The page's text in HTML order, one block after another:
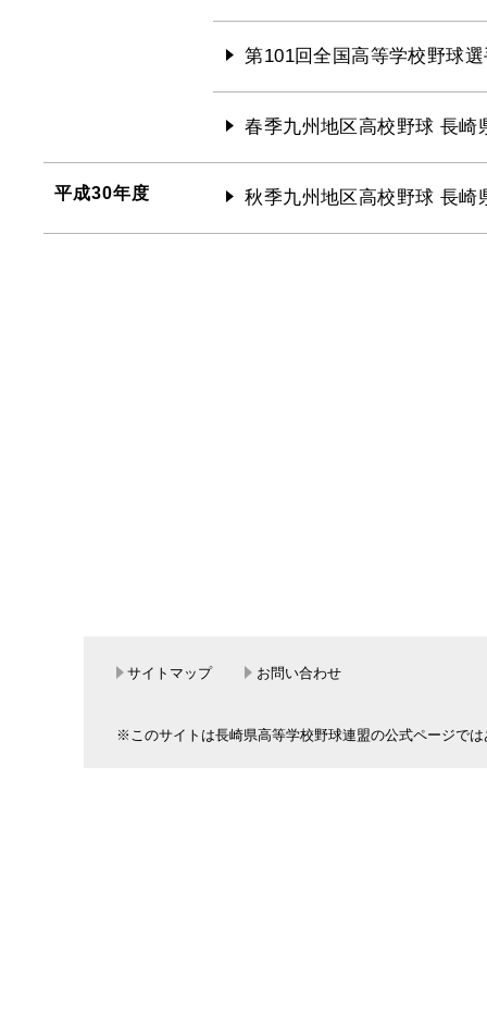
第101回全国高等学校野球
春季九州地区高校野球 長崎
平成30年度 秋季九州地区高校野球 長崎
サイトマップ お問い合わせ
※このサイトは長崎県高等学校野球連盟の公式ページで